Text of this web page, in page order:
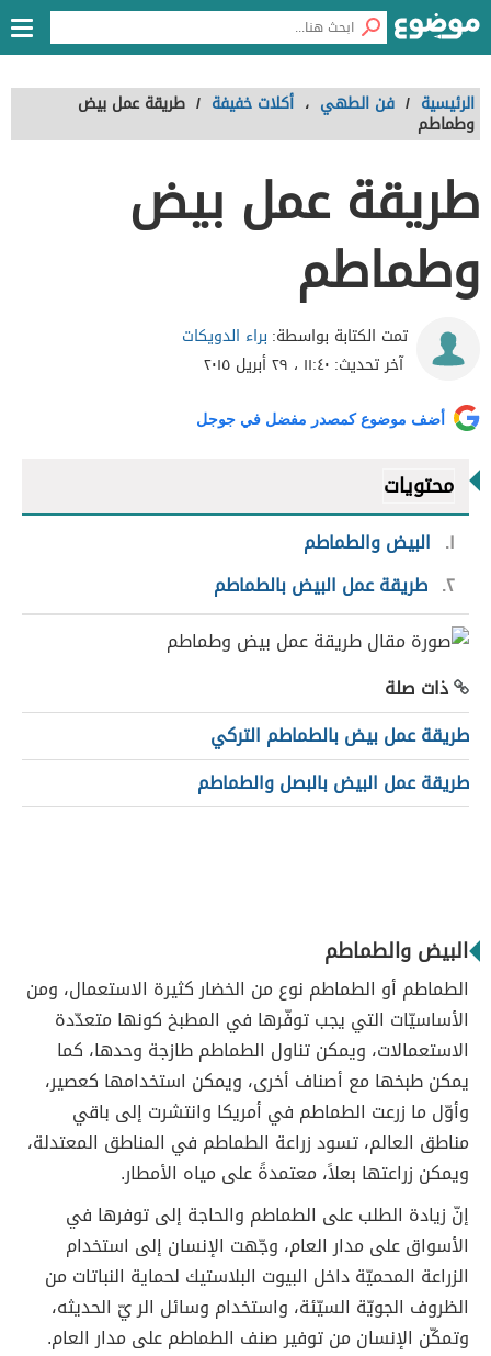
الرئيسية / فن الطهي ، أكلات خفيفة / طريقة عمل بيض
وطماطم
طريقة عمل بيض
وطماطم
تمت الكتابة بواسطة: براء الدويكات
آخر تحديث: ١١:٤٠ ، ٢٩ أبريل ٢٠١٥
أضف موضوع كمصدر مفضل في جوجل
محتويات
١
البيض والطماطم
٢ طريقة عمل البيض بالطماطم
ذات صلة
طريقة عمل بيض بالطماطم التركي
طريقة عمل البيض بالبصل والطماطم
البيض والطماطم
الطماطم أو الطماطم نوع من الخضار كثيرة الاستعمال، ومن
الأساسيّات التي يجب توفّرها في المطبخ كونها متعدّدة
الاستعمالات، ويمكن تناول الطماطم طازجة وحدها، كما
يمكن طبخها مع أصناف أخرى، ويمكن استخدامها كعصير،
وأوّل ما زرعت الطماطم في أمريكا وانتشرت إلى باقي
مناطق العالم، تسود زراعة الطماطم في المناطق المعتدلة،
ويمكن زراعتها بعلاً، معتمدةً على مياه الأمطار.
إنّ زيادة الطلب على الطماطم والحاجة إلى توفرها في
الأسواق على مدار العام، وجّهت الإنسان إلى استخدام
الزراعة المحميّة داخل البيوت البلاستيك لحماية النباتات من
الظروف الجويّة السيّئة، واستخدام وسائل الر يّ الحديثه،
وتمكّن الإنسان من توفير صنف الطماطم على مدار العام.